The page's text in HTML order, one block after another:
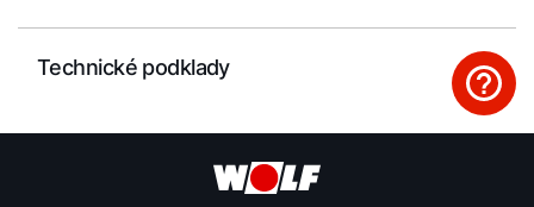
Technické podklady